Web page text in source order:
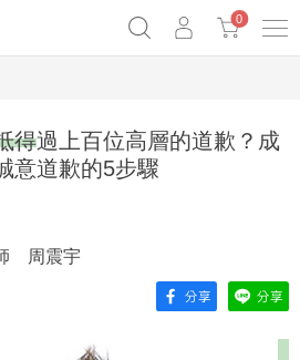
0
得過上百位高層的道歉？成
意道歉的5步驟
周震宇